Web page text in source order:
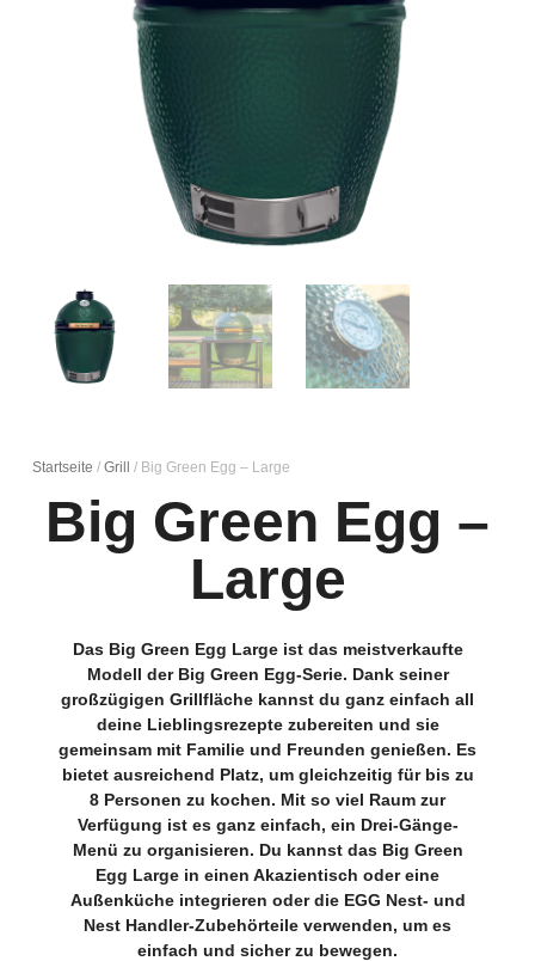
Startseite / Grill / Big Green Egg – Large
Big Green Egg –
Large
Das Big Green Egg Large ist das meistverkaufte
Modell der Big Green Egg-Serie. Dank seiner
großzügigen Grillfläche kannst du ganz einfach all
deine Lieblingsrezepte zubereiten und sie
gemeinsam mit Familie und Freunden genießen. Es
bietet ausreichend Platz, um gleichzeitig für bis zu
8 Personen zu kochen. Mit so viel Raum zur
Verfügung ist es ganz einfach, ein Drei-Gänge-
Menü zu organisieren. Du kannst das Big Green
Egg Large in einen Akazientisch oder eine
Außenküche integrieren oder die EGG Nest- und
Nest Handler-Zubehörteile verwenden, um es
einfach und sicher zu bewegen.